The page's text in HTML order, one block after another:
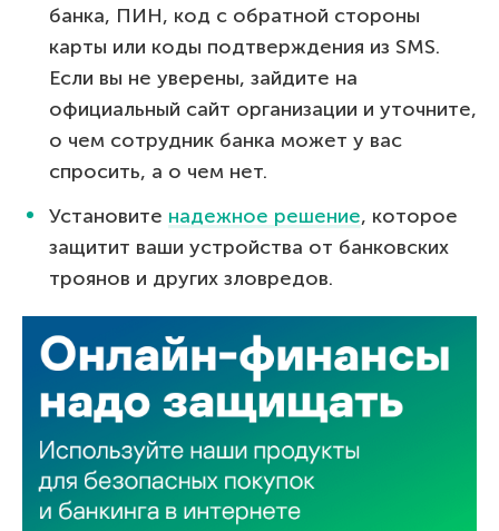
банка, ПИН, код с обратной стороны
карты или коды подтверждения из SMS.
Если вы не уверены, зайдите на
официальный сайт организации и уточните,
о чем сотрудник банка может у вас
спросить, а о чем нет.
Установите надежное решение, которое
защитит ваши устройства от банковских
троянов и других зловредов.